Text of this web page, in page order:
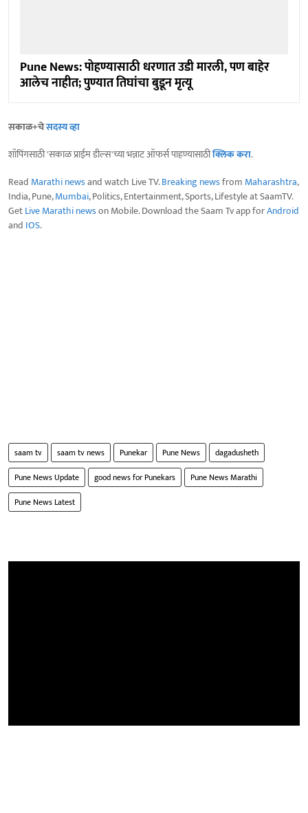
Pune News: पोहण्यासाठी धरणात उडी मारली, पण बाहेर
आलेच नाहीत; पुण्यात तिघांचा बुडून मृत्यू
सकाळ+चेसदस्य व्हा
शॉपिंगसाठी 'सकाळ प्राईम डील्स'च्या भन्नाट ऑफर्स पाहण्यासाठीक्लिक करा.
Read Marathi newsand watch Live TV.Breaking newsfrom Maharashtra,
India, Pune,Mumbai, Politics, Entertainment, Sports, Lifestyle at SaamTV.
GetLive Marathi newson Mobile. Download the Saam Tv app forAndroid
and IOS.
saam tv saam tv news Punekar Pune News
dagadusheth
Pune News Update
good news for Punekars
Pune News Marathi
Pune News Latest